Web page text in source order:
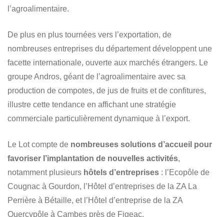
l’agroalimentaire.
De plus en plus tournées vers l’exportation, de
nombreuses entreprises du département développent une
facette internationale, ouverte aux marchés étrangers. Le
groupe Andros, géant de l’agroalimentaire avec sa
production de compotes, de jus de fruits et de confitures,
illustre cette tendance en affichant une stratégie
commerciale particulièrement dynamique à l’export.
Le Lot compte de nombreuses solutions d’accueil pour
favoriser l’implantation de nouvelles activités,
notamment plusieurs hôtels d’entreprises : l’Ecopôle de
Cougnac à Gourdon, l’Hôtel d’entreprises de la ZA La
Perrière à Bétaille, et l’Hôtel d’entreprise de la ZA
Quercypôle à Cambes près de Figeac.